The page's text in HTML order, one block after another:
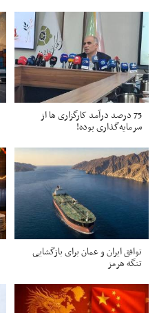
75 درصد درآمد کارگزاری ها از
سرمایه‌گذاری بوده!
توافق ایران و عمان برای بازگشایی
تنگه هرمز